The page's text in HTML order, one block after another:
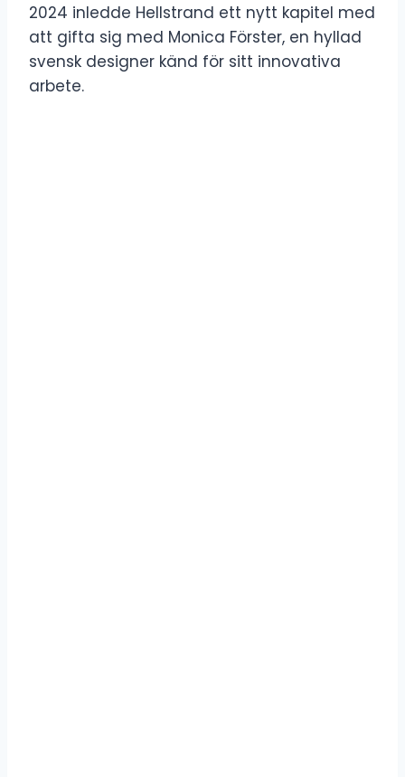
2024 inledde Hellstrand ett nytt kapitel med
att gifta sig med Monica Förster, en hyllad
svensk designer känd för sitt innovativa
arbete.